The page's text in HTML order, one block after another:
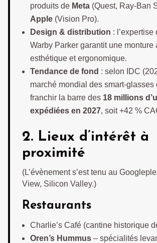
produits de Meta (Quest, Ray-Ban
Apple (Vision Pro).
Design & distribution :
Warby Parker garantit une monture
esthétique et ergonomique.
Tendance de fond : selon IDC
marché mondial des smart-glasses
franchir la barre des 18 millions
expédiées en 2027, soit +42 %
2. Lieux d’intérêt à
proximité
(L’évènement s’est tenu au
View, Silicon Valley.)
Restaurants
Charlie’s Café (cantine historique
Oren’s Hummus – spécialités